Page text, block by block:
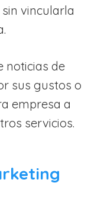
vincularla
noticias de
sus gustos o
empresa a
servicios.